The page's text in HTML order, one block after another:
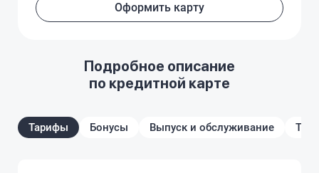
Оформить карту
Подробное описание
по кредитной карте
Тарифы Бонусы Выпуск и обслуживание